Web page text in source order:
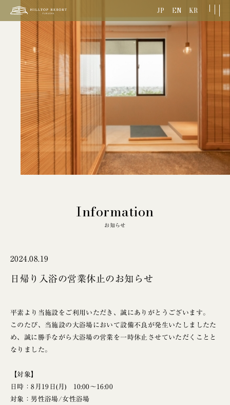
JP EN KR
Information
お知らせ
2024.08.19
日帰り入浴の営業休止のお知らせ
平素より当施設をご利用いただき、誠にありがとうございます。
このたび、当施設の大浴場において設備不良が発生いたしましたた
め、誠に勝手ながら大浴場の営業を一時休止させていただくことと
なりました。
【対象】
日時：8月19日(月) 10:00～16:00
対象：男性浴場/女性浴場